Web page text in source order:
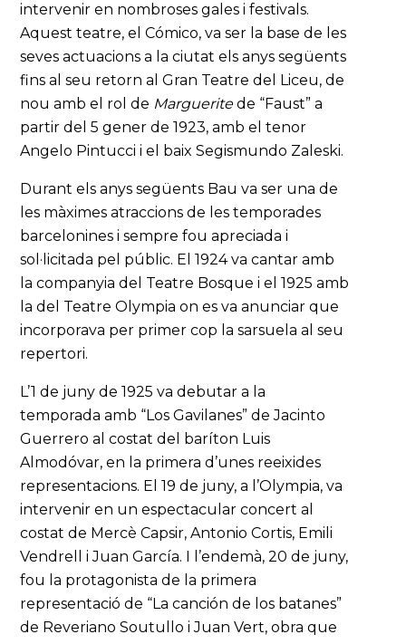
intervenir en nombroses gales i festivals.
Aquest teatre, el Cómico, va ser la base de les
seves actuacions a la ciutat els anys següents
fins al seu retorn al Gran Teatre del Liceu, de
nou amb el rol de Margueritede “Faust” a
partir del 5 gener de 1923, amb el tenor
Angelo Pintucci i el baix Segismundo Zaleski.
Durant els anys següents Bau va ser una de
les màximes atraccions de les temporades
barcelonines i sempre fou apreciada i
sol·licitada pel públic. El 1924 va cantar amb
la companyia del Teatre Bosque i el 1925 amb
la del Teatre Olympia on es va anunciar que
incorporava per primer cop la sarsuela al seu
repertori.
L’1 de juny de 1925 va debutar a la
temporada amb “Los Gavilanes” de Jacinto
Guerrero al costat del baríton Luis
Almodóvar, en la primera d’unes reeixides
representacions. El 19 de juny, a l’Olympia, va
intervenir en un espectacular concert al
costat de Mercè Capsir, Antonio Cortis, Emili
Vendrell i Juan García. I l’endemà, 20 de juny,
fou la protagonista de la primera
representació de “La canción de los batanes”
de Reveriano Soutullo i Juan Vert, obra que